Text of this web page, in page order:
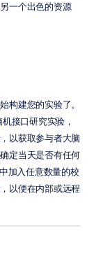
它将带您了解我们头戴式设备的功能和特性。另一个出色的资源
构建您的实验了。
接口研究实验，
以获取参与者大脑
定当天是否有任何
加入任意数量的校
以便在内部或远程